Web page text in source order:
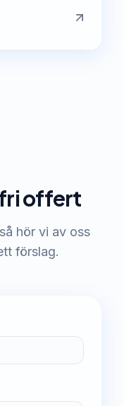
offert
hör vi av oss
förslag.